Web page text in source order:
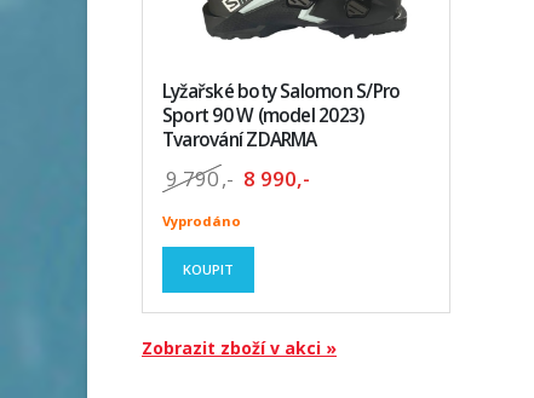
Lyžařské boty Salomon S/Pro
Sport 90 W (model 2023)
Tvarování ZDARMA
9 790,- 8 990,-
Vyprodáno
KOUPIT
Zobrazit zboží v akci »